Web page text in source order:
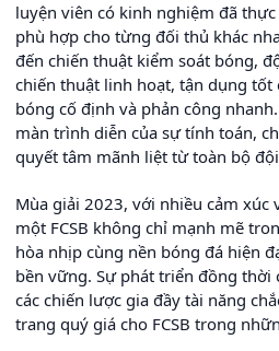
luyện viên có kinh nghiệm đã
phù hợp cho từng đối thủ khác
đến chiến thuật kiểm soát bóng,
chiến thuật linh hoạt, tận dụng
bóng cố định và phản công
màn trình diễn của sự tính toán,
quyết tâm mãnh liệt từ toàn bộ
Mùa giải 2023, với nhiều cảm xúc
một FCSB không chỉ mạnh mẽ
hòa nhịp cùng nền bóng đá hiện
bền vững. Sự phát triển đồng thời
các chiến lược gia đầy tài năng
trang quý giá cho FCSB trong